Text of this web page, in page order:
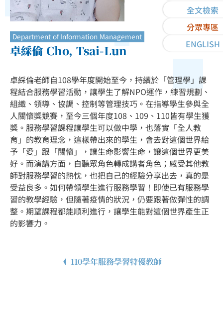
全文檢索
分眾專區
ENGLISH
Department of Information Management
卓綵倫 Cho, Tsai-Lun
卓綵倫老師自108學年度開始至今，持續於「管理學」課
程結合服務學習活動，讓學生了解NPO運作，練習規劃、
組織、領導、協調、控制等管理技巧。在指導學生參與全
人關懷獎競賽，至今三個年度108、109、110皆有學生獲
獎。服務學習課程讓學生可以做中學，也落實「全人教
育」的教育理念，這樣帶出來的學生，會去對這個世界給
予「愛」跟「關懷」，讓生命影響生命，讓這個世界更美
好。而演講方面，自聽眾角色轉成講者角色；感受其他教
師對服務學習的熱忱，也把自己的經驗分享出去，真的是
受益良多。如何帶領學生進行服務學習！即使已有服務學
習的教學經驗，但隨著疫情的狀況，仍要跟著做彈性的調
整。期望課程都能順利進行，讓學生能對這個世界產生正
的影響力。
110學年服務學習特優教師